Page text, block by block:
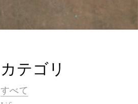
カテゴリ
すべて